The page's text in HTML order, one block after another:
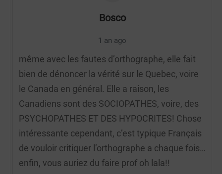
Bosco
1 an ago
même avec les fautes d’orthographe, elle fait
bien de dénoncer la vérité sur le Quebec, voire
le Canada en général. Elle a raison, les
Canadiens sont des SOCIOPATHES, voire, des
PSYCHOPATHES ET DES HYPOCRITES! Chose
intéressante cependant, c’est typique Français
de vouloir critiquer l’orthographe a chaque fois…
enfin, vous auriez du faire prof oh lala!!